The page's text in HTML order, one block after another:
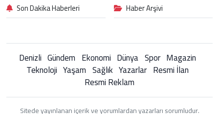
Son Dakika Haberleri
Haber Arşivi
Denizli Gündem Ekonomi Dünya Spor Magazin
Teknoloji Yaşam Sağlık Yazarlar Resmi İlan
Resmi Reklam
Sitede yayınlanan içerik ve yorumlardan yazarları sorumludur.